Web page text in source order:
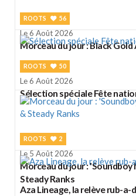
ROOTS 56
Le 6 Août 2026
Morceau du jour : Black
ROOTS 50
Le 6 Août 2026
Sélection spéciale Fête
ROOTS 2
Le 5 Août 2026
Morceau du jour : 'Soundboy
Steady Ranks
Aza Lineage, la relève rub-a-